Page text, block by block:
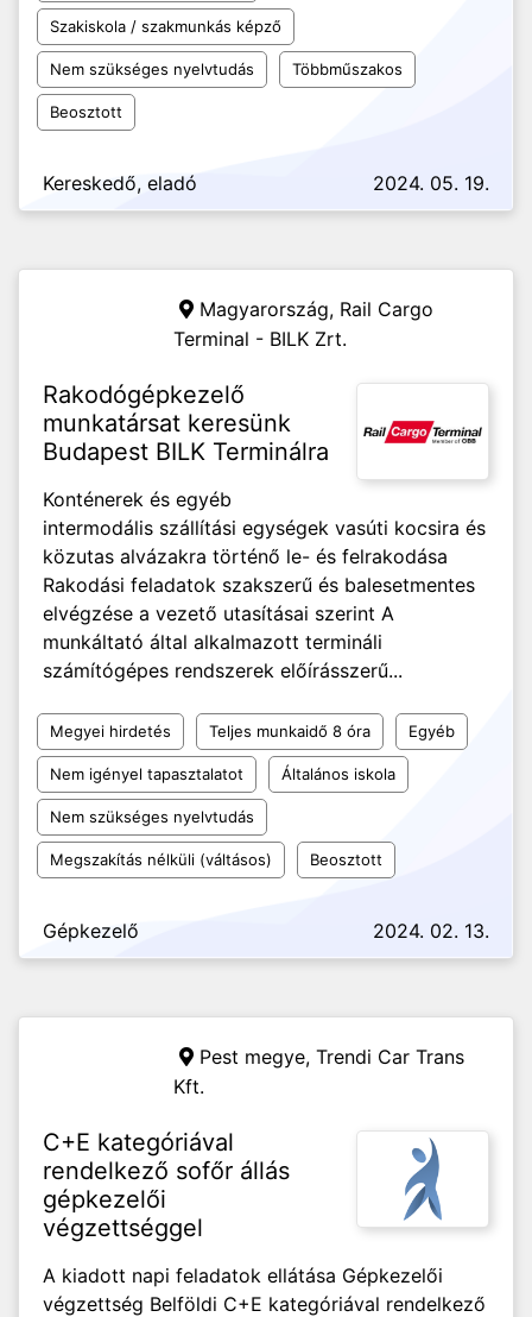
Szakiskola / szakmunkás képző
Nem szükséges nyelvtudás Többműszakos
Beosztott
Kereskedő, eladó 2024. 05. 19.
Magyarország, Rail Cargo
Terminal - BILK Zrt.
Rakodógépkezelő
munkatársat keresünk
Budapest BILK Terminálra
Konténerek és egyéb
intermodális szállítási egységek vasúti kocsira és
közutas alvázakra történő le- és felrakodása
Rakodási feladatok szakszerű és balesetmentes
elvégzése a vezető utasításai szerint A
munkáltató által alkalmazott termináli
számítógépes rendszerek előírásszerű...
Megyei hirdetés Teljes munkaidő 8 óra Egyéb
Nem igényel tapasztalatot Általános iskola
Nem szükséges nyelvtudás
Megszakítás nélküli (váltásos) Beosztott
Gépkezelő 2024. 02. 13.
Pest megye, Trendi Car Trans
Kft.
C+E kategóriával
rendelkező sofőr állás
gépkezelői
végzettséggel
A kiadott napi feladatok ellátása Gépkezelői
végzettség Belföldi C+E kategóriával rendelkező